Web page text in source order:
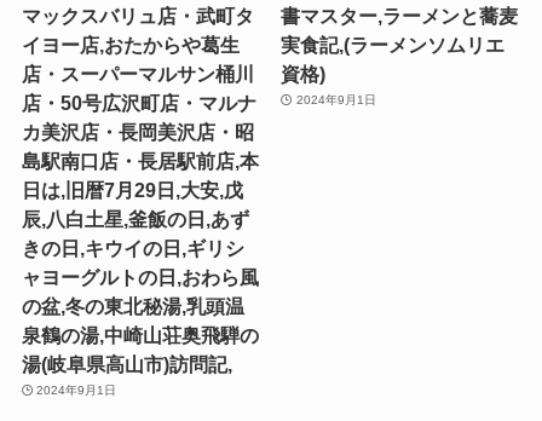
マックスバリュ店・武町タ
イヨー店,おたからや葛生
店・スーパーマルサン桶川
店・50号広沢町店・マルナ
カ美沢店・長岡美沢店・昭
島駅南口店・長居駅前店,本
日は,旧暦7月29日,大安,戊
辰,八白土星,釜飯の日,あず
きの日,キウイの日,ギリシ
ャヨーグルトの日,おわら風
の盆,冬の東北秘湯,乳頭温
泉鶴の湯,中崎山荘奥飛騨の
湯(岐阜県高山市)訪問記,
2024年9月1日
書マスター,ラーメンと蕎麦
実食記,(ラーメンソムリエ
資格)
2024年9月1日